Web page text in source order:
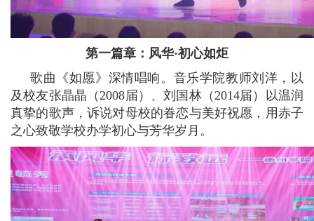
第一篇章：风华·初心如炬
歌曲《如愿》深情唱响。音乐学院教师刘洋，以
及校友张晶晶（2008届）、刘国林（2014届）以温润
真挚的歌声，诉说对母校的眷恋与美好祝愿，用赤子
之心致敬学校办学初心与芳华岁月。